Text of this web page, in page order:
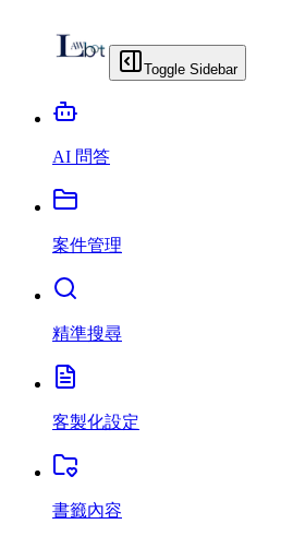
Toggle Sidebar
AI 問答
案件管理
精準搜尋
客製化設定
書籤內容